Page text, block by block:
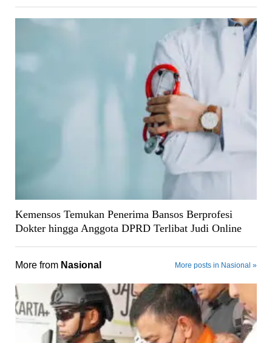
Kemensos Temukan Penerima Bansos Berprofesi
Dokter hingga Anggota DPRD Terlibat Judi Online
More from Nasional More posts in Nasional »